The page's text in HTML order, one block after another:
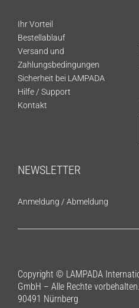
Ihr Vorteil
Bestellablauf
Versand und
Zahlungsbedingungen
Sicherheit bei LAMPADA
Hilfe / Support
Kontakt
NEWSLETTER
Anmeldung / Abmeldung
Copyright © LAMPADA
GmbH – Alle Rechte
90491 Nürnberg